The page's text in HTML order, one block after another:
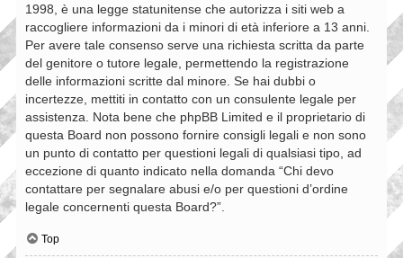
1998, è una legge statunitense che autorizza i siti web a
raccogliere informazioni da i minori di età inferiore a 13 anni.
Per avere tale consenso serve una richiesta scritta da parte
del genitore o tutore legale, permettendo la registrazione
delle informazioni scritte dal minore. Se hai dubbi o
incertezze, mettiti in contatto con un consulente legale per
assistenza. Nota bene che phpBB Limited e il proprietario di
questa Board non possono fornire consigli legali e non sono
un punto di contatto per questioni legali di qualsiasi tipo, ad
eccezione di quanto indicato nella domanda “Chi devo
contattare per segnalare abusi e/o per questioni d’ordine
legale concernenti questa Board?”.
Top